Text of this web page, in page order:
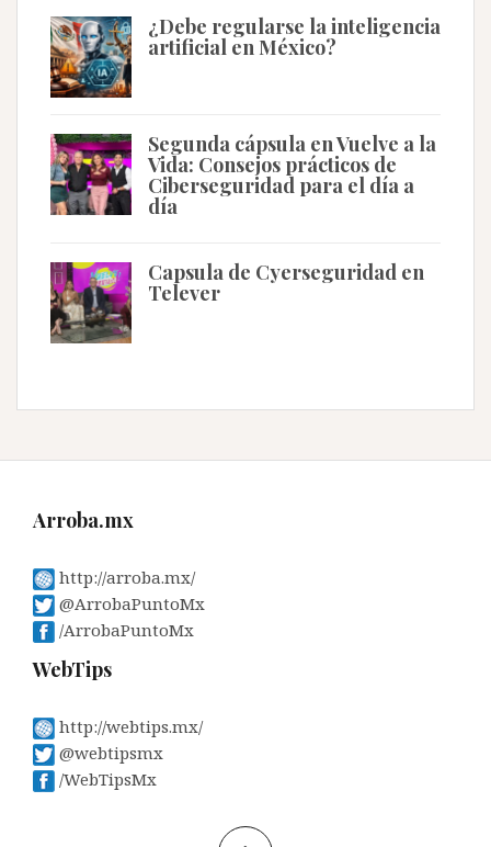
¿Debe regularse la inteligencia
artificial en México?
Segunda cápsula en Vuelve a la
Vida: Consejos prácticos de
Ciberseguridad para el día a
día
Capsula de Cyerseguridad en
Telever
Arroba.mx
http://arroba.mx/
@ArrobaPuntoMx
/ArrobaPuntoMx
WebTips
http://webtips.mx/
@webtipsmx
/WebTipsMx